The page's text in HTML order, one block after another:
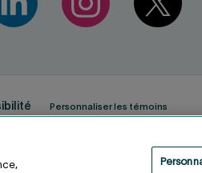
Personnaliser les témoins